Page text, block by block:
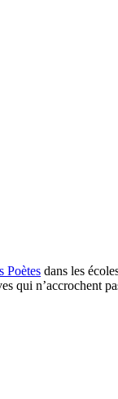
Poètes dans les
qui n’accrochent